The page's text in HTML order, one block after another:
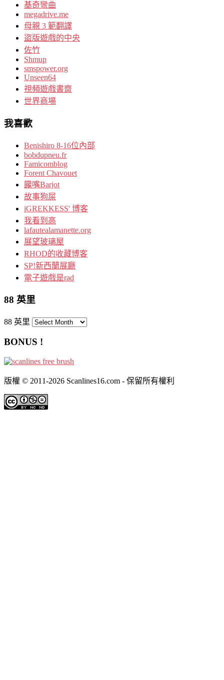
基奇彎曲
megadrive.me
母親 3 範翻譯
盜版遊戲的中央
佐竹
Shmup
smspower.org
Unseen64
視頻遊戲書齋
世界商場
我喜歡
Benishiro 8-16位內部
bobdupneu.fr
Famicomblog
Forent Chavouet
饞嘴Barjot
故事狗屎
iGREKKESS' 博客
我看到高
lafautealamanette.org
展望玻璃屋
RHOD的收藏博客
SP!新西蘭展廳
電子遊戲是rad
88 英里
88 英里
BONUS !
版權 © 2011-2026 Scanlines16.com - 保留所有權利